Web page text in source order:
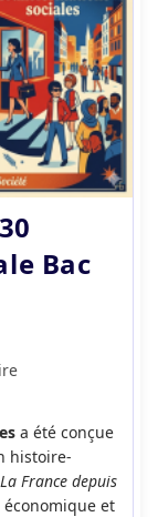
Bac
a été conçue
histoire-
La France depuis
et